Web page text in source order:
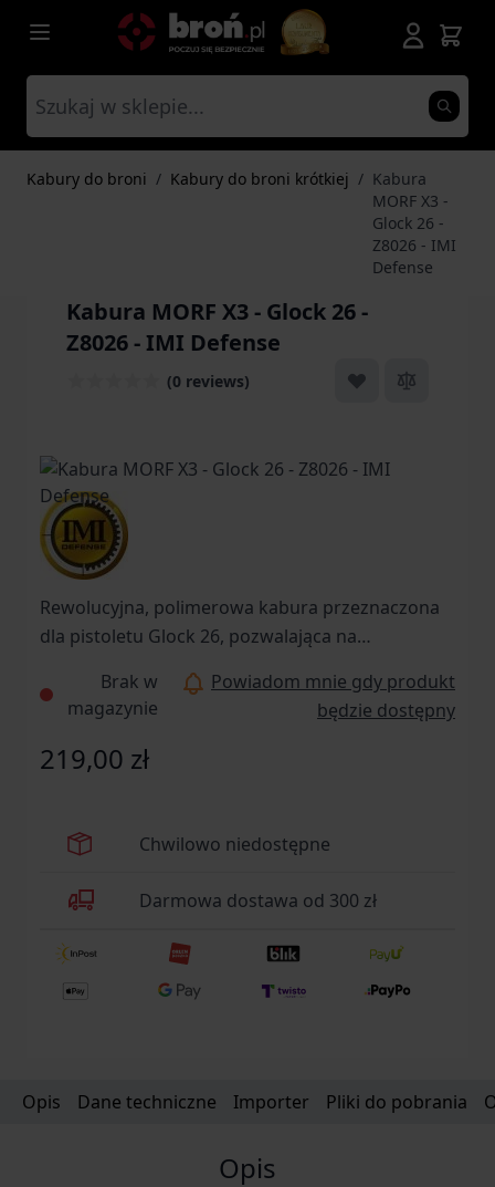
Przejdź do treści
Kabury do broni / Kabury do broni krótkiej / Kabura
MORF X3 -
Glock 26 -
Z8026 - IMI
Defense
Kabura MORF X3 - Glock 26 -
Z8026 - IMI Defense
(0 reviews)
Rewolucyjna, polimerowa kabura przeznaczona
dla pistoletu Glock 26, pozwalająca na
strzelców zarówno prawo- jak i leworęcznych,
stworzona przez izraelskiego producenta IMI
Defense. Cechy: - Wygodna w użytkowaniu -
Konfigurowalna na trzy sposoby - Możliwa
wewnętrznej oraz zewnętrznej stronie spodni -
Wykonana wytrzymałego polimeru - Regulacja
Zaprojektowana dla służb mundurowych,
odpowiednia dla każdego - Szybka zmiana
pistoletu - Unikalny system przeziernika
komorze - Wyprodukowana w Izraelu W
Brak w
magazynie
Powiadom mnie gdy produkt
będzie dostępny
219,00 zł
Chwilowo niedostępne
Darmowa dostawa od 300 zł
Opis Dane techniczne Importer Pliki do pobrania
Opis